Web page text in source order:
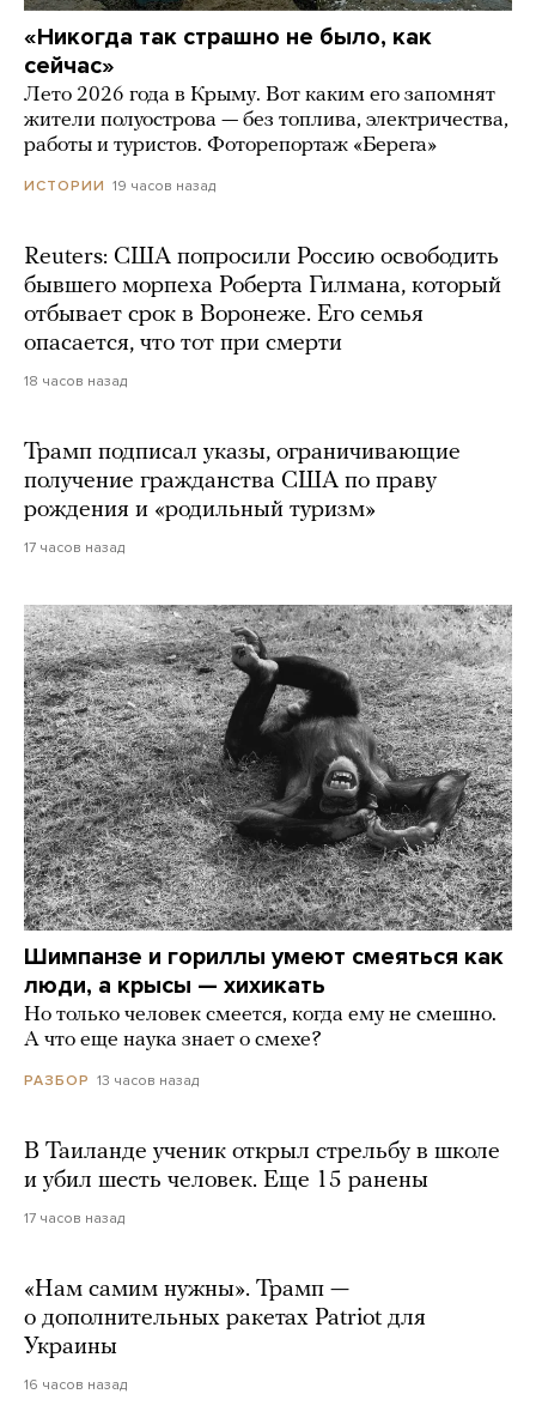
«Никогда так страшно не было, как
сейчас»
Лето 2026 года в Крыму. Вот каким его запомнят
жители полуострова — без топлива, электричества,
работы и туристов. Фоторепортаж «Берега»
ИСТОРИИ 19 часов назад
Reuters: США попросили Россию освободить
бывшего морпеха Роберта Гилмана, который
отбывает срок в Воронеже. Его семья
опасается, что тот при смерти
18 часов назад
Трамп подписал указы, ограничивающие
получение гражданства США по праву
рождения и «родильный туризм»
17 часов назад
Шимпанзе и гориллы умеют смеяться как
люди, а крысы — хихикать
Но только человек смеется, когда ему не смешно.
А что еще наука знает о смехе?
РАЗБОР 13 часов назад
В Таиланде ученик открыл стрельбу в школе
и убил шесть человек. Еще 15 ранены
17 часов назад
«Нам самим нужны». Трамп —
о дополнительных ракетах Patriot для
Украины
16 часов назад